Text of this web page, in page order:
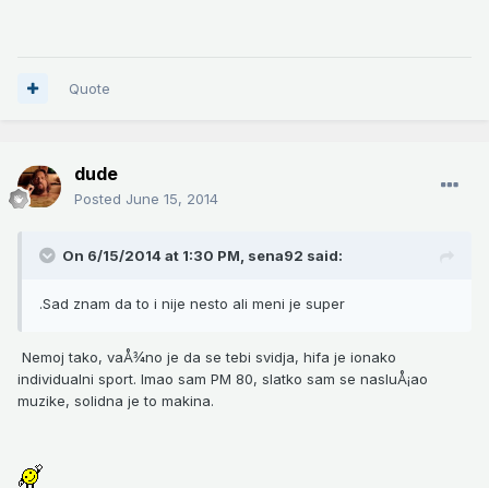
Quote
dude
Posted June 15, 2014
On 6/15/2014 at 1:30 PM, sena92 said:
.Sad znam da to i nije nesto ali meni je super
Nemoj tako, vaÅ¾no je da se tebi svidja, hifa je ionako
individualni sport. Imao sam PM 80, slatko sam se nasluÅ¡ao
muzike, solidna je to makina.